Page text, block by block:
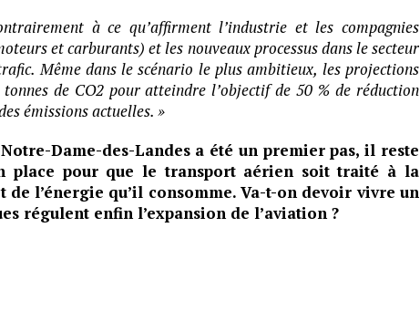
à ce qu’affirment l’industrie et les compagnies
et carburants) et les nouveaux processus dans le secteur
Même dans le scénario le plus ambitieux, les projections
de CO2 pour atteindre l’objectif de 50 % de réduction
émissions actuelles. »
Dame-des-Landes a été un premier pas, il reste
place pour que le transport aérien soit traité à la
l’énergie qu’il consomme. Va-t-on devoir vivre un
régulent enfin l’expansion de l’aviation ?